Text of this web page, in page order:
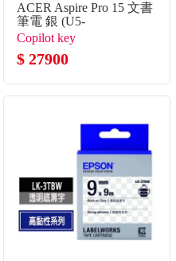
ACER Aspire Pro 15 文書
筆電 銀 (U5-
125H/8G+8G/512G
SSD/W11P)
Copilot key
$ 27900